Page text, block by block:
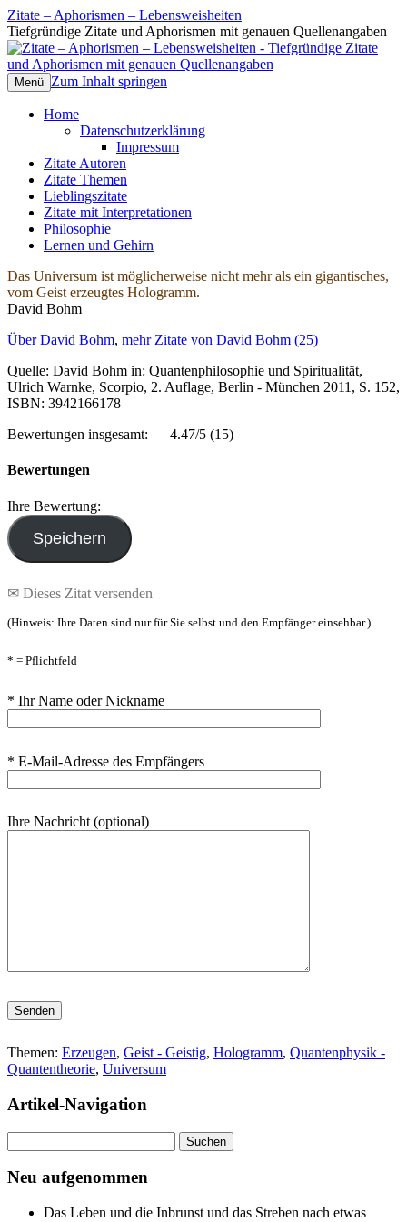
Zitate – Aphorismen – Lebensweisheiten
Tiefgründige Zitate und Aphorismen mit genauen Quellenangaben
Menü Zum Inhalt springen
Home
Datenschutzerklärung
Impressum
Zitate Autoren
Zitate Themen
Lieblingszitate
Zitate mit Interpretationen
Philosophie
Lernen und Gehirn
Das Universum ist möglicherweise nicht mehr als ein gigantisches,
vom Geist erzeugtes Hologramm.
David Bohm
Über David Bohm, mehr Zitate von David Bohm (25)
Quelle: David Bohm in: Quantenphilosophie und Spiritualität,
Ulrich Warnke, Scorpio, 2. Auflage, Berlin - München 2011, S. 152,
ISBN: 3942166178
Bewertungen insgesamt:
4.47/5 (15)
Bewertungen
Ihre Bewertung:
✉ Dieses Zitat versenden
(Hinweis: Ihre Daten sind nur für Sie selbst und den Empfänger einsehbar.)
* = Pflichtfeld
* Ihr Name oder Nickname
* E-Mail-Adresse des Empfängers
Ihre Nachricht (optional)
Bitte lasse dieses Feld leer.
Themen: Erzeugen, Geist - Geistig, Hologramm, Quantenphysik -
Quantentheorie, Universum
Artikel-Navigation
nach:
Neu aufgenommen
Das Leben und die Inbrunst und das Streben nach etwas